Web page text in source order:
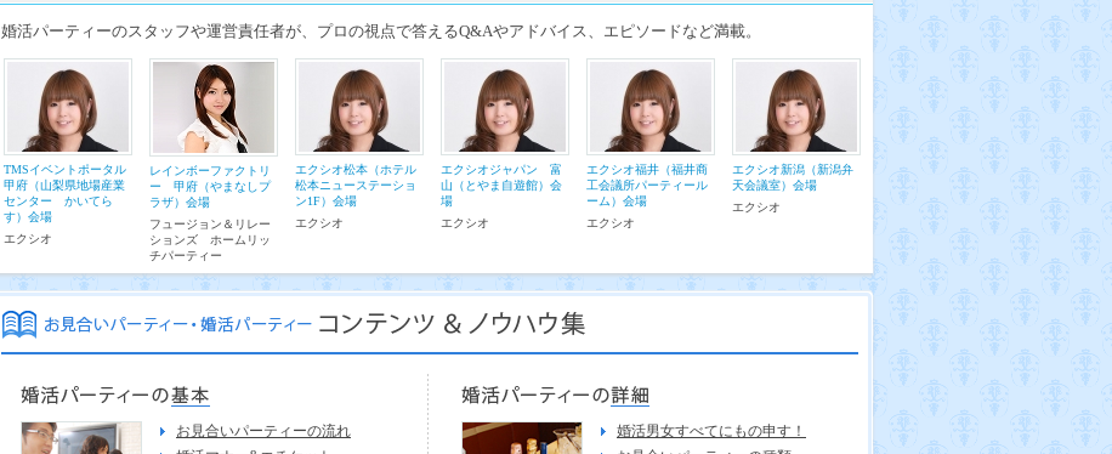
婚活パーティーのスタッフや運営責任者が、プロの視点で答えるQ&Aやアドバイス、エピソードなど満載。
TMSイベントポータル
甲府（山梨県地場産業
センター かいてら
す）会場
エクシオ
レインボーファクトリ
ー 甲府（やまなしプ
ラザ）会場
フュージョン＆リレー
ションズ ホームリッ
チパーティー
エクシオ松本（ホテル
松本ニューステーショ
ン1F）会場
エクシオ
エクシオジャパン 富
山（とやま自遊館）会
場
エクシオ
エクシオ福井（福井商
工会議所パーティール
ーム）会場
エクシオ
エクシオ新潟（新潟弁
天会議室）会場
エクシオ
お見合いパーティーの流れ
婚活男女すべてにもの申す！